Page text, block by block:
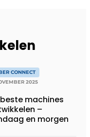
CONNECT
2025
machines
–
en morgen